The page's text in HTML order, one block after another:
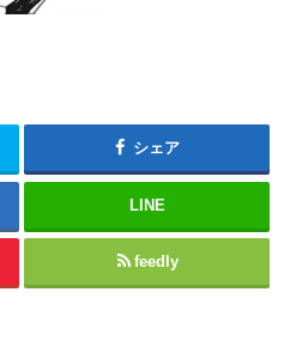
シェア
LINE
feedly